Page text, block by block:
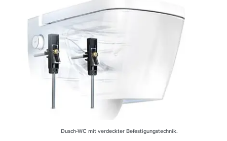
Dusch-WC mit verdeckter Befestigungstechnik.